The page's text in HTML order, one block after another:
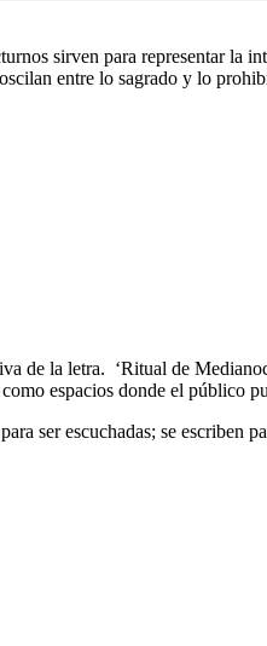
sirven para representar la
entre lo sagrado y lo
de la letra. ‘Ritual de
espacios donde el público
ser escuchadas; se escriben